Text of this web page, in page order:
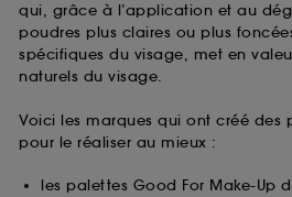
qui, grâce à l’application et au
poudres plus claires ou plus
spécifiques du visage, met en
naturels du visage.
Voici les marques qui ont créé des
pour le réaliser au mieux :
les palettes Good For Make-Up